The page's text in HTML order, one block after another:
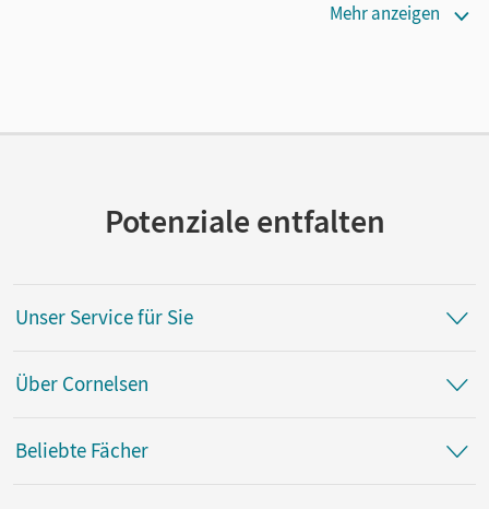
Bentivoglio, Susanne
Mehr anzeigen
Potenziale entfalten
Unser Service für Sie
Über Cornelsen
Beliebte Fächer